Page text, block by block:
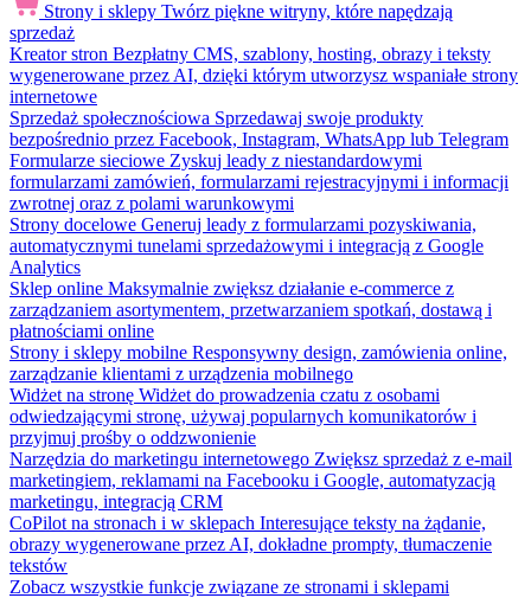
Strony i sklepy Twórz piękne witryny, które napędzają
sprzedaż
Kreator stron Bezpłatny CMS, szablony, hosting, obrazy i teksty
wygenerowane przez AI, dzięki którym utworzysz wspaniałe strony
internetowe
Sprzedaż społecznościowa Sprzedawaj swoje produkty
bezpośrednio przez Facebook, Instagram, WhatsApp lub Telegram
Formularze sieciowe Zyskuj leady z niestandardowymi
formularzami zamówień, formularzami rejestracyjnymi i informacji
zwrotnej oraz z polami warunkowymi
Strony docelowe Generuj leady z formularzami pozyskiwania,
automatycznymi tunelami sprzedażowymi i integracją z Google
Analytics
Sklep online Maksymalnie zwiększ działanie e-commerce z
zarządzaniem asortymentem, przetwarzaniem spotkań, dostawą i
płatnościami online
Strony i sklepy mobilne Responsywny design, zamówienia online,
zarządzanie klientami z urządzenia mobilnego
Widżet na stronę Widżet do prowadzenia czatu z osobami
odwiedzającymi stronę, używaj popularnych komunikatorów i
przyjmuj prośby o oddzwonienie
Narzędzia do marketingu internetowego Zwiększ sprzedaż z e-mail
marketingiem, reklamami na Facebooku i Google, automatyzacją
marketingu, integracją CRM
CoPilot na stronach i w sklepach Interesujące teksty na żądanie,
obrazy wygenerowane przez AI, dokładne prompty, tłumaczenie
tekstów
Zobacz wszystkie funkcje związane ze stronami i sklepami